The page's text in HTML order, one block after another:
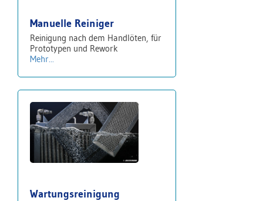
Manuelle Reiniger
Reinigung nach dem Handlöten, für
Prototypen und Rework
Mehr...
Wartungsreinigung